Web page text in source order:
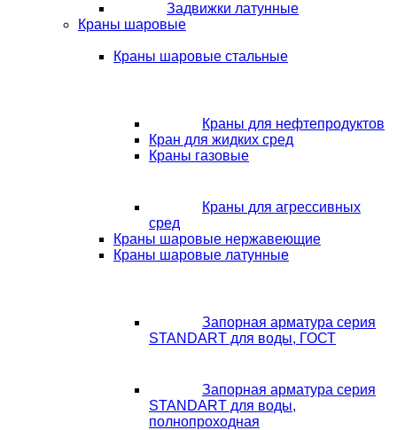
Задвижки латунные
Краны шаровые
Краны шаровые стальные
Краны для нефтепродуктов
Кран для жидких сред
Краны газовые
Краны для агрессивных
сред
Краны шаровые нержавеющие
Краны шаровые латунные
Запорная арматура серия
STANDART для воды, ГОСТ
Запорная арматура серия
STANDART для воды,
полнопроходная